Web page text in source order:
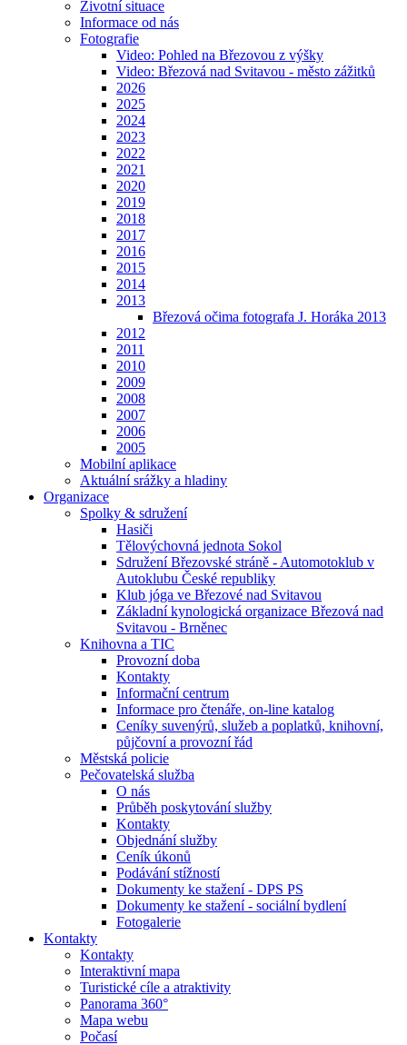
Životní situace
Informace od nás
Fotografie
Video: Pohled na Březovou z výšky
Video: Březová nad Svitavou - město zážitků
2026
2025
2024
2023
2022
2021
2020
2019
2018
2017
2016
2015
2014
2013
Březová očima fotografa J. Horáka 2013
2012
2011
2010
2009
2008
2007
2006
2005
Mobilní aplikace
Aktuální srážky a hladiny
Organizace
Spolky & sdružení
Hasiči
Tělovýchovná jednota Sokol
Sdružení Březovské stráně - Automotoklub v
Autoklubu České republiky
Klub jóga ve Březové nad Svitavou
Základní kynologická organizace Březová nad
Svitavou - Brněnec
Knihovna a TIC
Provozní doba
Kontakty
Informační centrum
Informace pro čtenáře, on-line katalog
Ceníky suvenýrů, služeb a poplatků, knihovní,
půjčovní a provozní řád
Městská policie
Pečovatelská služba
O nás
Průběh poskytování služby
Kontakty
Objednání služby
Ceník úkonů
Podávání stížností
Dokumenty ke stažení - DPS PS
Dokumenty ke stažení - sociální bydlení
Fotogalerie
Kontakty
Kontakty
Interaktivní mapa
Turistické cíle a atraktivity
Panorama 360°
Mapa webu
Počasí